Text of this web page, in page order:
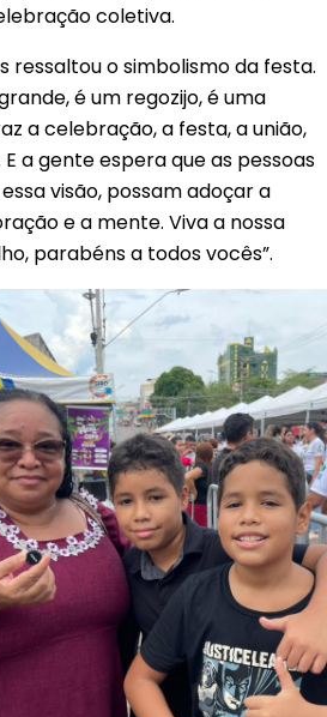
coletiva.
ressaltou o simbolismo da festa.
é um regozijo, é uma
a celebração, a festa, a união,
a gente espera que as pessoas
visão, possam adoçar a
e a mente. Viva a nossa
parabéns a todos vocês”.